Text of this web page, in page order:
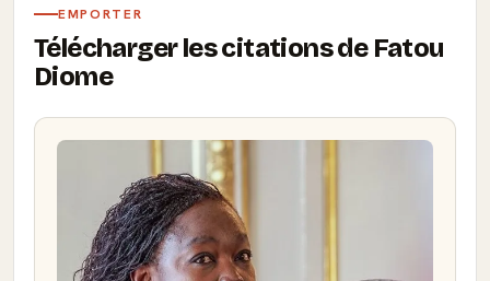
EMPORTER
Télécharger les citations de Fatou
Diome